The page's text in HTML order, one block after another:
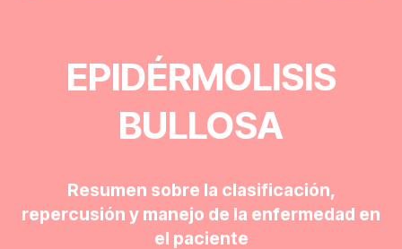
EPIDÉRMOLISIS
BULLOSA
Resumen sobre la clasificación,
repercusión y manejo de la enfermedad en
el paciente